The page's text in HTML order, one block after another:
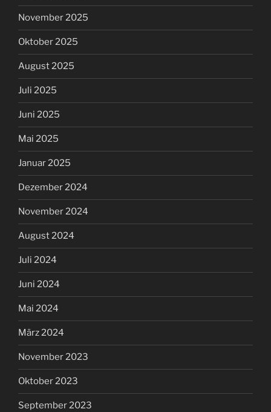
November 2025
Oktober 2025
August 2025
Juli 2025
Juni 2025
Mai 2025
Januar 2025
Dezember 2024
November 2024
August 2024
Juli 2024
Juni 2024
Mai 2024
März 2024
November 2023
Oktober 2023
September 2023